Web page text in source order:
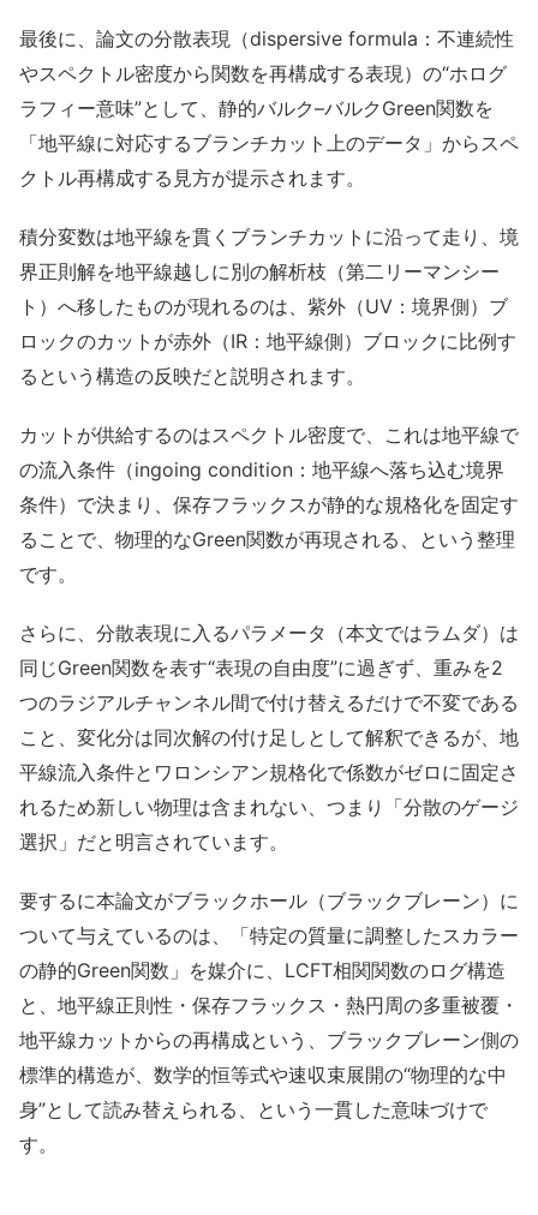
最後に、論文の分散表現（dispersive formula：不連続性
やスペクトル密度から関数を再構成する表現）の“ホログ
ラフィー意味”として、静的バルク–バルクGreen関数を
「地平線に対応するブランチカット上のデータ」からスペ
クトル再構成する見方が提示されます。
積分変数は地平線を貫くブランチカットに沿って走り、境
界正則解を地平線越しに別の解析枝（第二リーマンシー
ト）へ移したものが現れるのは、紫外（UV：境界側）ブ
ロックのカットが赤外（IR：地平線側）ブロックに比例す
るという構造の反映だと説明されます。
カットが供給するのはスペクトル密度で、これは地平線で
の流入条件（ingoing condition：地平線へ落ち込む境界
条件）で決まり、保存フラックスが静的な規格化を固定す
ることで、物理的なGreen関数が再現される、という整理
です。
さらに、分散表現に入るパラメータ（本文ではラムダ）は
同じGreen関数を表す“表現の自由度”に過ぎず、重みを2
つのラジアルチャンネル間で付け替えるだけで不変である
こと、変化分は同次解の付け足しとして解釈できるが、地
平線流入条件とワロンシアン規格化で係数がゼロに固定さ
れるため新しい物理は含まれない、つまり「分散のゲージ
選択」だと明言されています。
要するに本論文がブラックホール（ブラックブレーン）に
ついて与えているのは、「特定の質量に調整したスカラー
の静的Green関数」を媒介に、LCFT相関関数のログ構造
と、地平線正則性・保存フラックス・熱円周の多重被覆・
地平線カットからの再構成という、ブラックブレーン側の
標準的構造が、数学的恒等式や速収束展開の“物理的な中
身”として読み替えられる、という一貫した意味づけで
す。